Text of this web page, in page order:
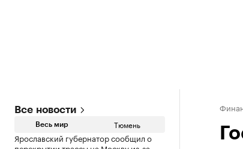
Все новости
Весь мир Тюмень
Ярославский губернатор сообщил о